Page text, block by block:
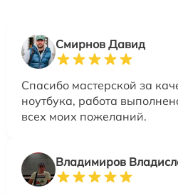
Смирнов Давид
Спасибо мастерской за
ноутбука, работа
всех моих пожеланий.
Владимиров